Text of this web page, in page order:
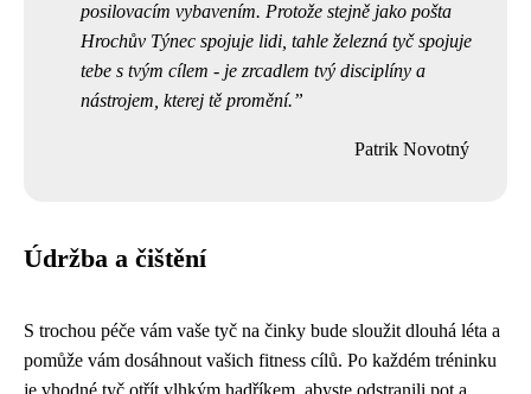
posilovacím vybavením. Protože stejně jako pošta
Hrochův Týnec spojuje lidi, tahle železná tyč spojuje
tebe s tvým cílem - je zrcadlem tvý disciplíny a
nástrojem, kterej tě promění.
Patrik Novotný
Údržba a čištění
S trochou péče vám vaše tyč na činky bude sloužit dlouhá léta a
pomůže vám dosáhnout vašich fitness cílů. Po každém tréninku